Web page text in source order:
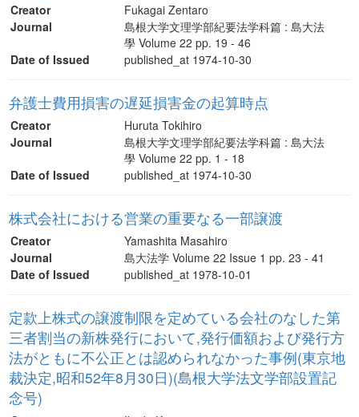
Creator
Fukagai Zentaro
Journal
島根大学文理学部紀要法学科篇 : 島大法
學 Volume 22 pp. 19 - 46
Date of Issued
published_at 1974-10-30
弁護士費用損害の遅延損害金の起算時点
Creator
Huruta Tokihiro
Journal
島根大学文理学部紀要法学科篇 : 島大法
學 Volume 22 pp. 1 - 18
Date of Issued
published_at 1974-10-30
株式会社における営業の重要なる一部譲渡
Creator
Yamashita Masahiro
Journal
島大法学 Volume 22 Issue 1 pp. 23 - 41
Date of Issued
published_at 1978-10-01
定款上株式の譲渡制限を定めている会社のなした第
三者割当の新株発行において,発行価額および発行方
法がともに不公正とは認められなかった事例(東京地
裁決定,昭和52年8月30日)(島根大学法文学部設置記
念号)